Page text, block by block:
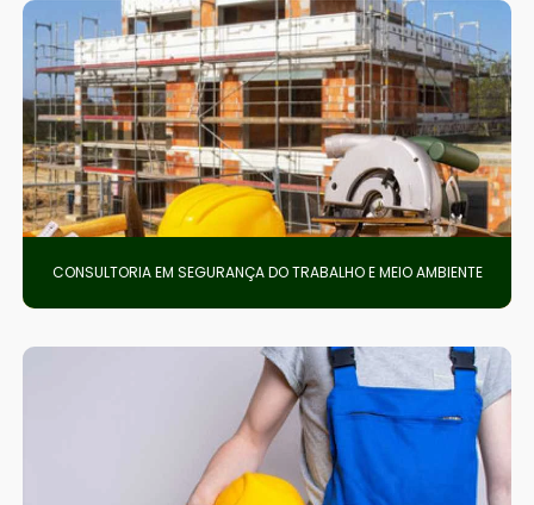
CONSULTORIA EM SEGURANÇA DO TRABALHO E MEIO AMBIENTE